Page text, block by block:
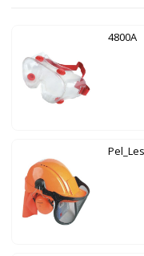
4800A
Pel_Les